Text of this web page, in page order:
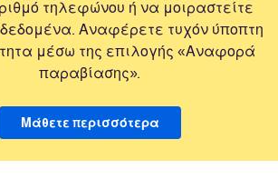
τηλεφώνου ή να μοιραστείτε
Αναφέρετε τυχόν ύποπτη
μέσω της επιλογής «Αναφορά
παραβίασης».
Μάθετε περισσότερα